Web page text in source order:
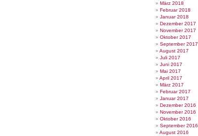
März 2018
Februar 2018
Januar 2018
Dezember 2017
November 2017
Oktober 2017
September 2017
August 2017
Juli 2017
Juni 2017
Mai 2017
April 2017
März 2017
Februar 2017
Januar 2017
Dezember 2016
November 2016
Oktober 2016
September 2016
August 2016